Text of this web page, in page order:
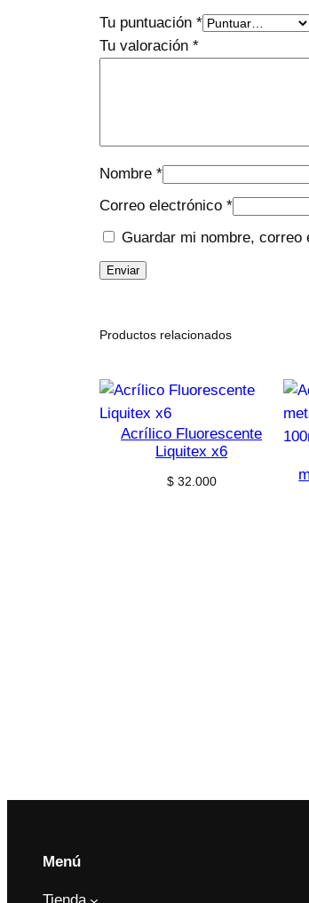
Tu puntuación *
Tu valoración *
Nombre *
Correo electrónico *
Guardar mi nombre, correo
Productos relacionados
Acrílico Fluorescente
Liquitex x6
$32.000
Menú